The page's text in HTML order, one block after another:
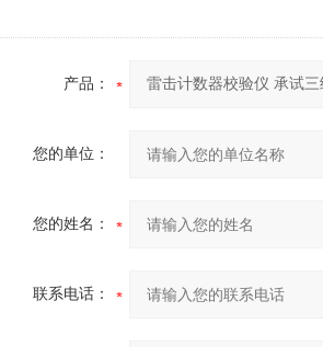
产品：
您的单位：
您的姓名：
联系电话：